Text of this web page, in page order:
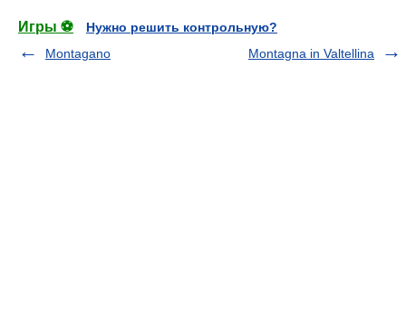
Игры ⚽
Нужно решить контрольную?
Montagano
Montagna in Valtellina